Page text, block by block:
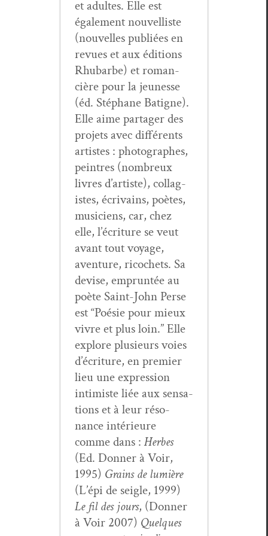
et adultes. Elle est
égale­ment nou­vel­liste
(nou­velles pub­liées en
revues et aux édi­tions
Rhubarbe) et roman­
cière pour la jeunesse
(éd. Stéphane Batigne).
Elle aime partager des
pro­jets avec dif­férents
artistes : pho­tographes,
pein­tres (nom­breux
livres d’artiste), col­lag­
istes, écrivains, poètes,
musi­ciens, car, chez
elle, l’écriture se veut
avant tout voy­age,
aven­ture, ric­o­chets. Sa
devise, emprun­tée au
poète Saint-John Perse
est “Poésie pour mieux
vivre et plus loin.” Elle
explore plusieurs voies
d’écriture, en pre­mier
lieu une expres­sion
intimiste liée aux sen­sa­
tions et à leur réso­
nance intérieure
comme dans : Herbes
(Ed. Don­ner à Voir,
1995) Grains de lumière
(L’épi de sei­gle, 1999)
Le fil des jours, (Don­ner
à Voir 2007) Quelques